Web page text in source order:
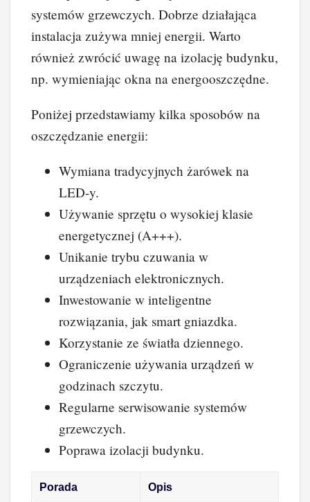
systemów grzewczych. Dobrze działająca
instalacja zużywa mniej energii. Warto
również zwrócić uwagę na izolację budynku,
np. wymieniając okna na energooszczędne.
Poniżej przedstawiamy kilka sposobów na
oszczędzanie energii:
Wymiana tradycyjnych żarówek na
LED-y.
Używanie sprzętu o wysokiej klasie
energetycznej (A+++).
Unikanie trybu czuwania w
urządzeniach elektronicznych.
Inwestowanie w inteligentne
rozwiązania, jak smart gniazdka.
Korzystanie ze światła dziennego.
Ograniczenie używania urządzeń w
godzinach szczytu.
Regularne serwisowanie systemów
grzewczych.
Poprawa izolacji budynku.
Porada Opis